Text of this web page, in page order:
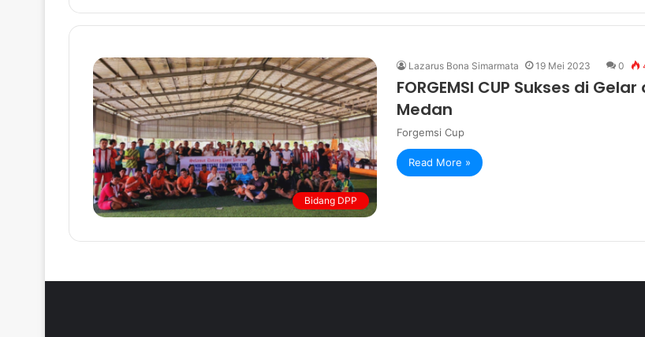
Bidang DPP
Lazarus Bona Simarmata 19 Mei 2023 0
FORGEMSI CUP Sukses di Gelar
Medan
Forgemsi Cup
Read More »